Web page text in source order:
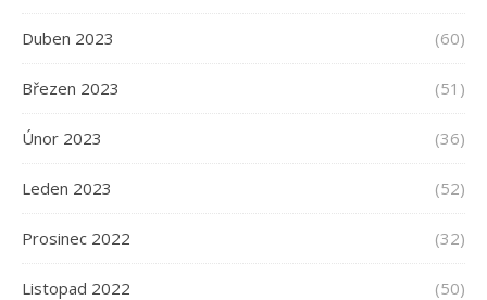
Duben 2023 (60)
Březen 2023 (51)
Únor 2023 (36)
Leden 2023 (52)
Prosinec 2022 (32)
Listopad 2022 (50)